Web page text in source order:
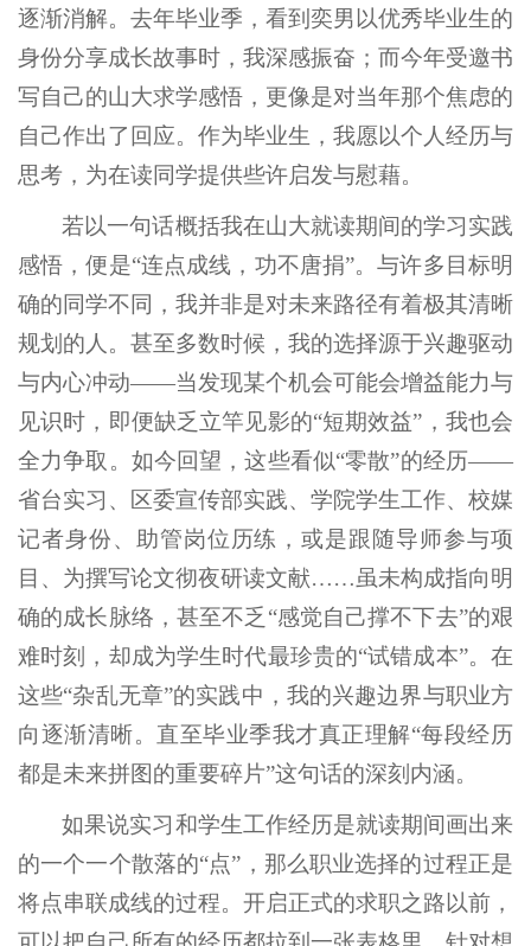
逐渐消解。去年毕业季，看到奕男以优秀毕业生的
身份分享成长故事时，我深感振奋；而今年受邀书
写自己的山大求学感悟，更像是对当年那个焦虑的
自己作出了回应。作为毕业生，我愿以个人经历与
思考，为在读同学提供些许启发与慰藉。
若以一句话概括我在山大就读期间的学习实践
感悟，便是“连点成线，功不唐捐”。与许多目标明
确的同学不同，我并非是对未来路径有着极其清晰
规划的人。甚至多数时候，我的选择源于兴趣驱动
与内心冲动——当发现某个机会可能会增益能力与
见识时，即便缺乏立竿见影的“短期效益”，我也会
全力争取。如今回望，这些看似“零散”的经历——
省台实习、区委宣传部实践、学院学生工作、校媒
记者身份、助管岗位历练，或是跟随导师参与项
目、为撰写论文彻夜研读文献……虽未构成指向明
确的成长脉络，甚至不乏“感觉自己撑不下去”的艰
难时刻，却成为学生时代最珍贵的“试错成本”。在
这些“杂乱无章”的实践中，我的兴趣边界与职业方
向逐渐清晰。直至毕业季我才真正理解“每段经历
都是未来拼图的重要碎片”这句话的深刻内涵。
如果说实习和学生工作经历是就读期间画出来
的一个一个散落的“点”，那么职业选择的过程正是
将点串联成线的过程。开启正式的求职之路以前，